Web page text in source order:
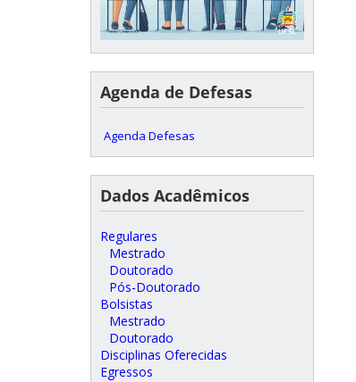
Agenda de Defesas
Agenda Defesas
Dados Acadêmicos
Regulares
Mestrado
Doutorado
Pós-Doutorado
Bolsistas
Mestrado
Doutorado
Disciplinas Oferecidas
Egressos